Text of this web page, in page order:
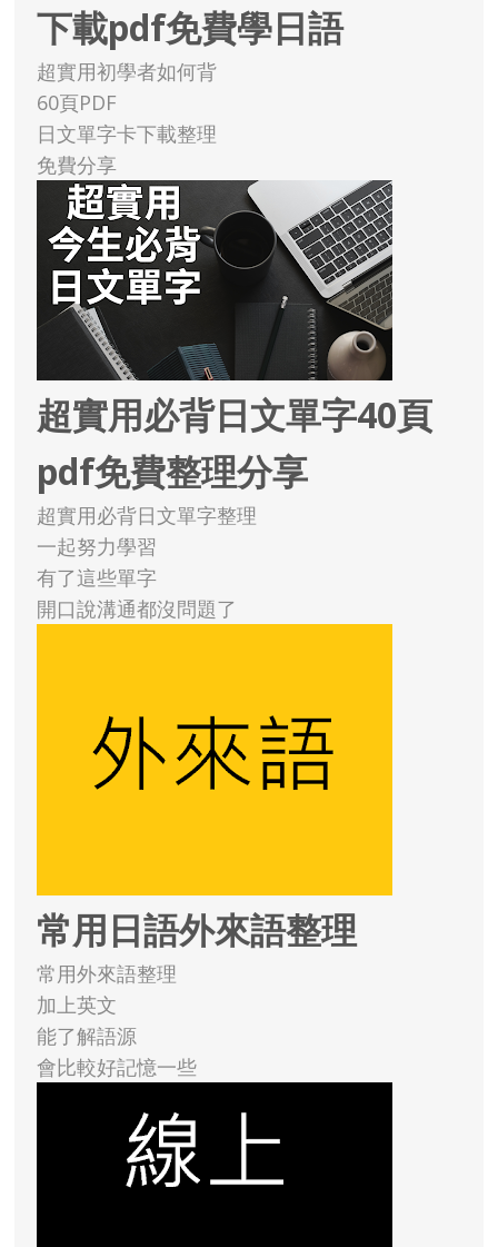
下載pdf免費學日語
超實用初學者如何背
60頁PDF
日文單字卡下載整理
免費分享
超實用必背日文單字40頁
pdf免費整理分享
超實用必背日文單字整理
一起努力學習
有了這些單字
開口說溝通都沒問題了
常用日語外來語整理
常用外來語整理
加上英文
能了解語源
會比較好記憶一些